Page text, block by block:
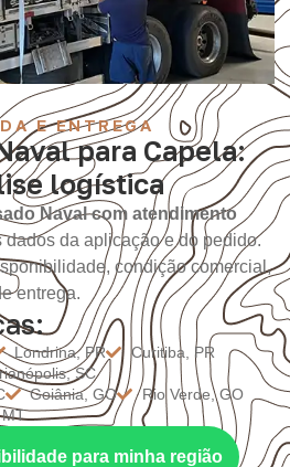
E ENTREGA
para Capela:
logística
Naval com atendimento
dados da aplicação e do pedido.
condição comercial,
entrega.
Londrina, PR
Curitiba, PR
SC
Goiânia, GO
Rio Verde, GO
para minha região